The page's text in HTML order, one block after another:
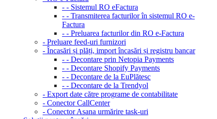
- - Sistemul RO eFactura
- - Transmiterea facturilor în sistemul RO e-
Factura
- - Preluarea facturilor din RO e-Factura
- Preluare feed-uri furnizori
- Încasări și plăți, import încasări și registru bancar
- - Decontare prin Netopia Payments
- - Decontare Shopify Payments
- - Decontare de la EuPlătesc
- - Decontare de la Trendyol
- Export date către programe de contabilitate
- Conector CallCenter
- Conector Asana urmărire task-uri